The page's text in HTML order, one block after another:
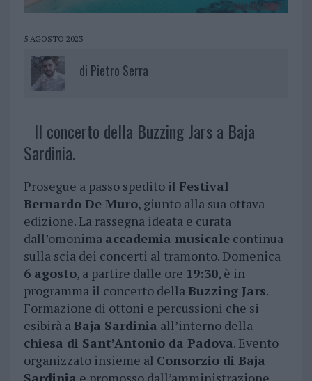
5 AGOSTO 2023
di Pietro Serra
Il concerto della Buzzing Jars a Baja
Sardinia.
Prosegue a passo spedito il Festival
Bernardo De Muro, giunto alla sua ottava
edizione. La rassegna ideata e curata
dall’omonima accademia musicalecontinua
sulla scia dei concerti al tramonto. Domenica
6 agosto, a partire dalle ore 19:30, è in
programma il concerto dellaBuzzing Jars.
Formazione di ottoni e percussioni che si
esibirà aBaja Sardinia all’interno della
chiesa di Sant’Antonio da Padova. Evento
organizzato insieme al Consorzio di Baja